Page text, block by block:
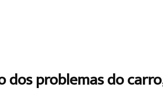
problemas do